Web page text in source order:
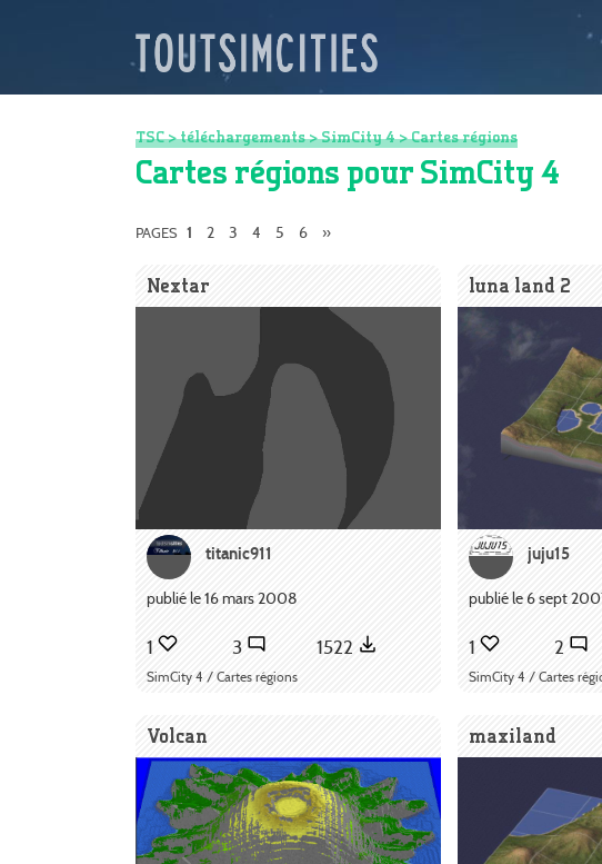
TSC>téléchargements>SimCity 4>Cartes régions
Cartes régions pour SimCity 4
PAGES 1 2 3 4 5 6 »
Nextar
titanic911
publié le 16 mars 2008
1 3 1522
SimCity 4 / Cartes régions
luna land 2
juju15
publié le 6 sept
1 2
SimCity 4 / Cartes
Volcan maxiland